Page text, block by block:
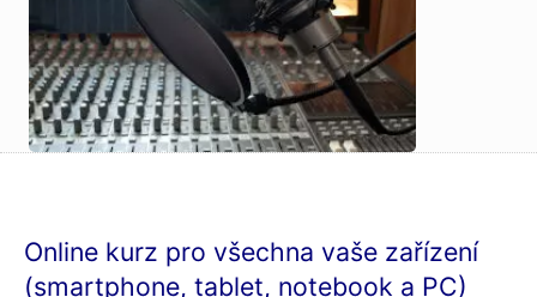
Online kurz pro všechna vaše zařízení
(smartphone, tablet, notebook a PC)